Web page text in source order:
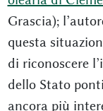
Grascia);
questa
di riconoscere
dello Stato
ancora più